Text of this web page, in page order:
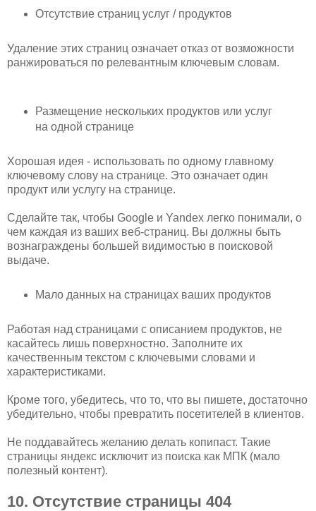
Отсутствие страниц услуг / продуктов
Удаление этих страниц означает отказ от возможности
ранжироваться по релевантным ключевым словам.
Размещение нескольких продуктов или услуг
на одной странице
Хорошая идея - использовать по одному главному
ключевому слову на странице. Это означает один
продукт или услугу на странице.
Сделайте так, чтобы Google и Yandex легко понимали, о
чем каждая из ваших веб-страниц. Вы должны быть
вознаграждены большей видимостью в поисковой
выдаче.
Мало данных на страницах ваших продуктов
Работая над страницами с описанием продуктов, не
касайтесь лишь поверхностно. Заполните их
качественным текстом с ключевыми словами и
характеристиками.
Кроме того, убедитесь, что то, что вы пишете, достаточно
убедительно, чтобы превратить посетителей в клиентов.
Не поддавайтесь желанию делать копипаст. Такие
страницы яндекс исключит из поиска как МПК (мало
полезный контент).
10. Отсутствие страницы 404